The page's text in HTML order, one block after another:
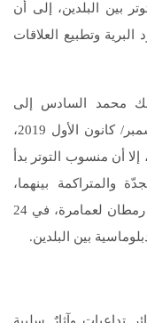
التوتر بين البلدين، إلى أن
فتح الحدود البرية وتطبيع العلاقات
محمد السادس إلى
الرئيس الجزائري عبد المجيد تبون في ديسمبر/ كانون الأول 2019،
أن منسوب التوتر بدأ
والمتراكمة بينهما،
وأفضت إلى إعلان وزير الخارجية الجزائري، رمطان لعمامرة، في 24
بين البلدين.